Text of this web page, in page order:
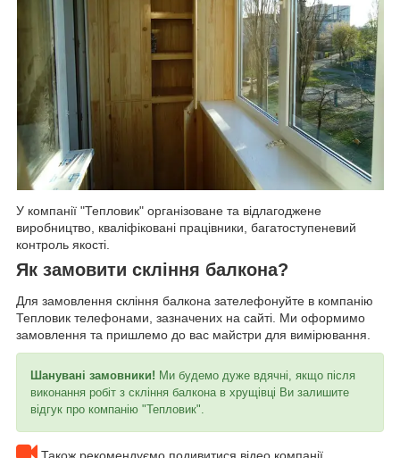
У компанії "Тепловик" організоване та відлагоджене
виробництво, кваліфіковані працівники, багатоступеневий
контроль якості.
Як замовити скління балкона?
Для замовлення скління балкона зателефонуйте в компанію
Тепловик телефонами, зазначених на сайті. Ми оформимо
замовлення та пришлемо до вас майстри для вимірювання.
Шанувані замовники! Ми будемо дуже вдячні, якщо після
виконання робіт з скління балкона в хрущівці Ви залишите
відгук про компанію "Тепловик".